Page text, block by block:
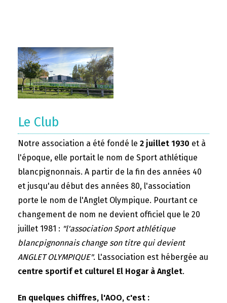
Le Club
Notre association a été fondé le 2 juillet 1930 et à
l'époque, elle portait le nom de Sport athlétique
blancpignonnais. A partir de la fin des années 40
et jusqu'au début des années 80, l'association
porte le nom de l'Anglet Olympique. Pourtant ce
changement de nom ne devient officiel que le 20
juillet 1981 : "l'association Sport athlétique
blancpignonnais change son titre qui devient
ANGLET OLYMPIQUE". L'association est hébergée au
centre sportif et culturel El Hogar à Anglet.
En quelques chiffres, l'AOO, c'est :